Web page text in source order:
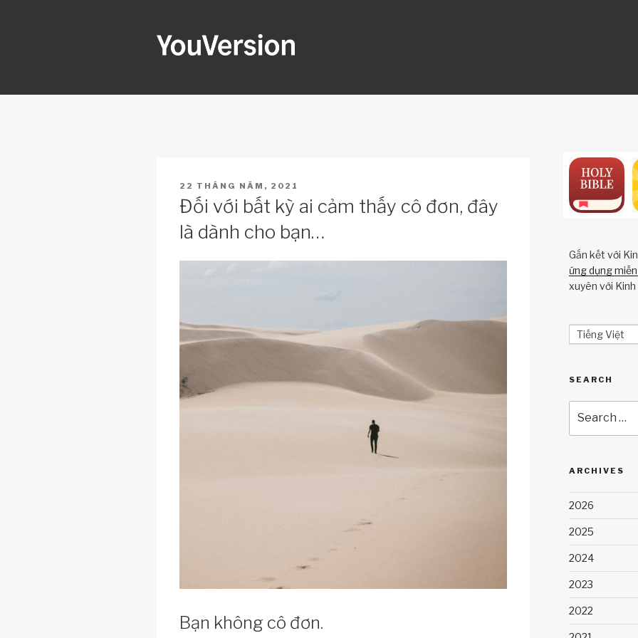
POSTED
ON
22 THÁNG NĂM, 2021
Đối với bất kỳ ai cảm thấy cô đơn, đây
là dành cho bạn…
Bạn không cô đơn.
Gắn kết với
ứng dụng
xuyên với Kinh
Tiếng Việt
SEARCH
for:
ARCHIVES
2026
2025
2024
2023
2022